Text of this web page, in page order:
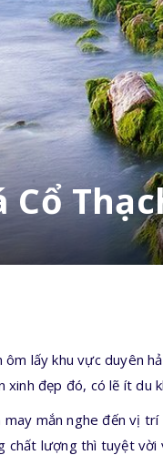
Cổ
ôm lấy khu vực duyên
xinh đẹp đó, có lẽ ít du
may mắn nghe đến vị
chất lượng thì tuyệt vời